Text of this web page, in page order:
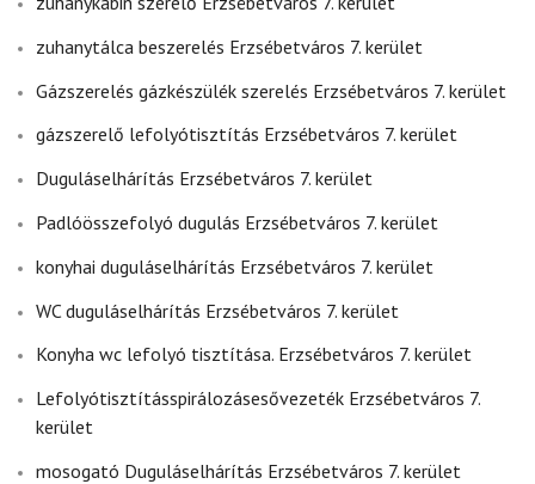
zuhanytálca beszerelés Erzsébetváros 7. kerület
Gázszerelés gázkészülék szerelés Erzsébetváros 7. kerület
gázszerelő lefolyótisztítás Erzsébetváros 7. kerület
Duguláselhárítás Erzsébetváros 7. kerület
Padlóösszefolyó dugulás Erzsébetváros 7. kerület
konyhai duguláselhárítás Erzsébetváros 7. kerület
WC duguláselhárítás Erzsébetváros 7. kerület
Konyha wc lefolyó tisztítása. Erzsébetváros 7. kerület
Lefolyótisztításspirálozásesővezeték Erzsébetváros 7.
kerület
mosogató Duguláselhárítás Erzsébetváros 7. kerület